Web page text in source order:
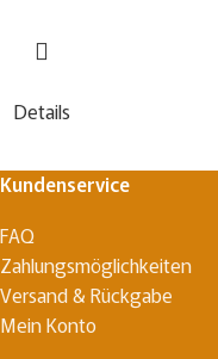
Details
Kundenservice
FAQ
Zahlungsmöglichkeiten
Versand & Rückgabe
Mein Konto